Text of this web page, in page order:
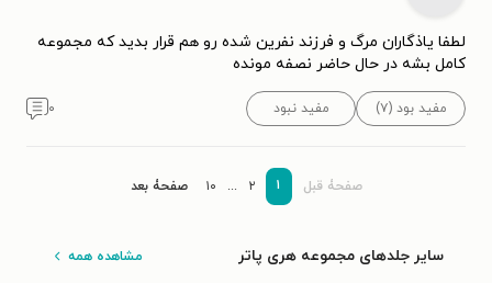
لطفا یاذگاران مرگ و فرزند نفرین شده رو هم قرار بدید که مجموعه
کامل بشه در حال حاضر نصفه مونده
مفید بود (۷) مفید نبود ۰
صفحۀ قبل ۱ ۲ ... ۱۰ صفحۀ بعد
سایر جلدهای مجموعه هری پاتر مشاهده همه